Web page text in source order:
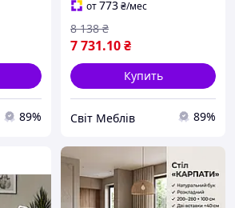
89%
классическом стиле
Турин
от773₴/мес
7 731.10₴
8 138 ₴
Купить
Світ Меблів 89%